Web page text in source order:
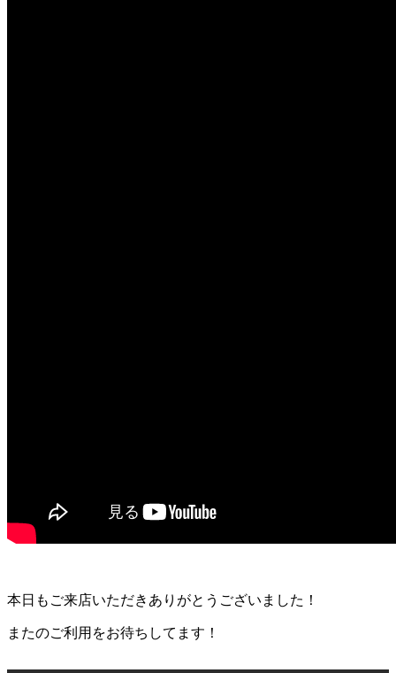
本日もご来店いただきありがとうございました！
またのご利用をお待ちしてます！